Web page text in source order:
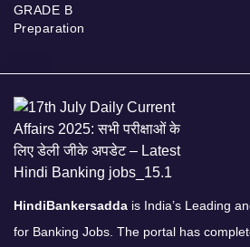
GRADE B
Preparation
HindiBankersadda is India’s Leading
for Banking Jobs. The portal has